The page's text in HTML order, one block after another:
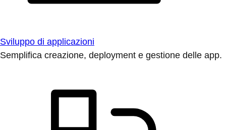
Sviluppo di applicazioni
Semplifica creazione, deployment e gestione delle app.